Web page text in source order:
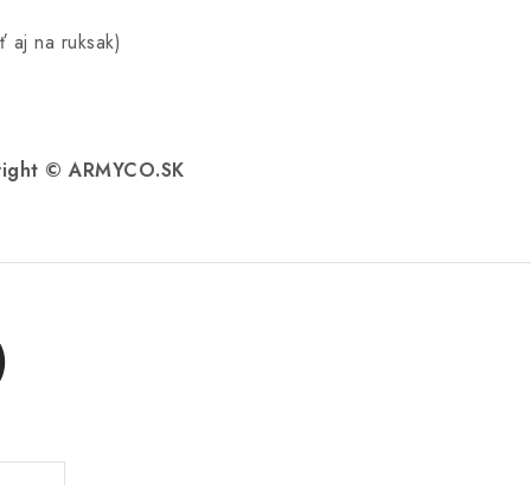
aj na ruksak)
© ARMYCO.SK